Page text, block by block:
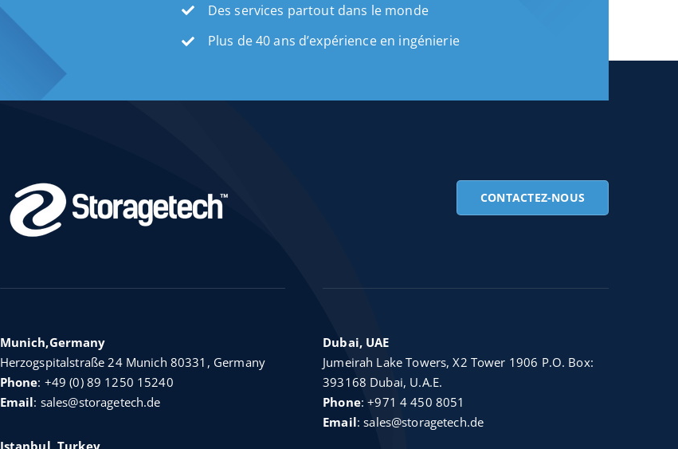
Des services partout dans le monde
Plus de 40 ans d’expérience en ingénierie
CONTACTEZ-NOUS
Munich,Germany
Herzogspitalstraße 24 Munich 80331, Germany
Phone: +49 (0) 89 1250 15240
Email: sales@storagetech.de
Istanbul, Turkey
Dubai, UAE
Jumeirah Lake Towers, X2 Tower 1906 P.O. Box:
393168 Dubai, U.A.E.
Phone:+971 4 450 8051
Email:sales@storagetech.de